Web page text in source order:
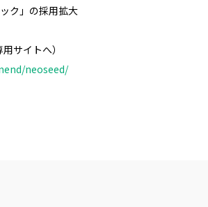
ク」 の採用拡大
サイトへ）
neoseed/